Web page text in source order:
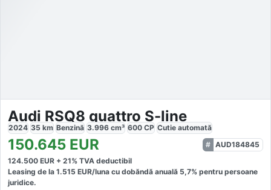
Audi RSQ8 quattro S-line
2024 35 km Benzină 3.996 cm³ 600 CP Cutie automată
150.645 EUR
AUD184845
124.500 EUR + 21% TVA deductibil
Leasing de la 1.515 EUR/luna cu dobăndă anuală 5,7% pentru persoane
juridice.